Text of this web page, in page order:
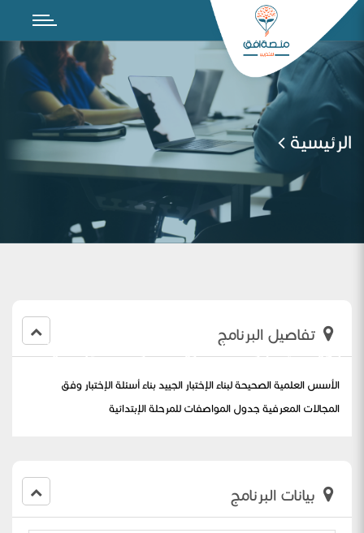
الرئيسية
تجويد الإختبارات النظرية للمرحلة الإبتدائية
تفاصيل البرنامج
الأسس العلمية الصحيحة لبناء الإختبار الجييد بناء أسئلة الإختبار وفق
المجالات المعرفية جدول المواصفات للمرحلة الإبتدائية
بيانات البرنامج